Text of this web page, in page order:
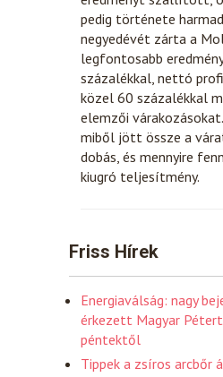
pedig története
negyedévét zárta a
legfontosabb
százalékkal, nettó
közel 60 százalékkal
elemzői
miből jött össze a
dobás, és mennyire
kiugró teljesítmény.
Friss Hírek
Energiaválság: nagy
érkezett Magyar
péntektől
Tippek a zsíros arcbőr